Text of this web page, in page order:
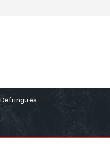
Défringués